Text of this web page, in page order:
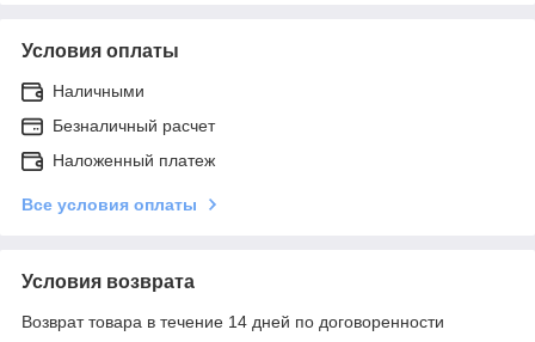
Условия оплаты
Наличными
Безналичный расчет
Наложенный платеж
Все условия оплаты
Условия возврата
Возврат товара в течение 14 дней по договоренности